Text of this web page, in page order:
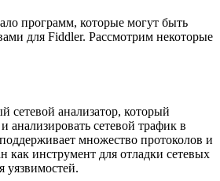
программ, которые могут быть
для Fiddler. Рассмотрим некоторые
анализатор, который
анализировать сетевой трафик в
множество протоколов и
как инструмент для отладки сетевых
уязвимостей.